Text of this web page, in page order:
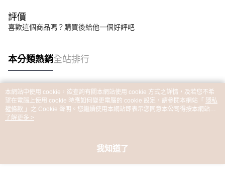
評價
喜歡這個商品嗎？購買後給他一個好評吧
本分類熱銷全站排行
熱門標籤
本網站中使用 cookie，欲查詢有關本網站使用 cookie 方式之詳情，及若您不希
望在電腦上使用 cookie 時應如何變更電腦的 cookie 設定，請參閱本網站「 隱私
權條款 」之 Cookie 聲明。您繼續使用本網站即表示您同意本公司得按本網站使
用條款之 Cookie 聲明使用 cookie。
了解更多 >
我知道了